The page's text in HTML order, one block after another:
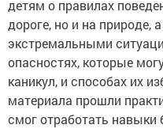
детям о правилах
дороге, но и на природе,
экстремальными
опасностях, которые
каникул, и способах их
материала прошли
смог отработать навыки